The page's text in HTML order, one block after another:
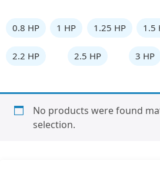
0.8 HP 1 HP 1.25 HP 1.5
2.2 HP 2.5 HP 3 HP
No products were found
selection.